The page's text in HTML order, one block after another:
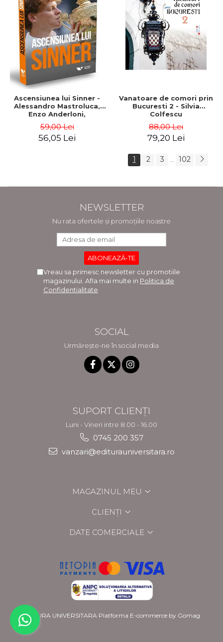
Ascensiunea lui Sinner -
Alessandro Mastroluca,
Enzo Anderloni,
59,00 Lei
56,05 Lei
Vanatoare de comori prin
Bucuresti 2 - Silvia
Colfescu
88,00 Lei
79,20 Lei
1 2 3 ... 102
NEWSLETTER
Nu rata ofertele și promoțiile noastre
Vreau sa primesc newsletter cu promotiile
magazinului. Afla mai multe in Politica de
Confidentialitate
SOCIAL
Urmărește-ne în social media
SUPORT CLIENȚI
Luni - Vineri intre 8.00 - 16.00
0745 200 357
vanzari@editurauniversitara.ro
MAGAZINUL MEU
CLIENȚI
DATE COMERCIALE
EDITURA UNIVERSITARA Platforma E-commerce by Gomag